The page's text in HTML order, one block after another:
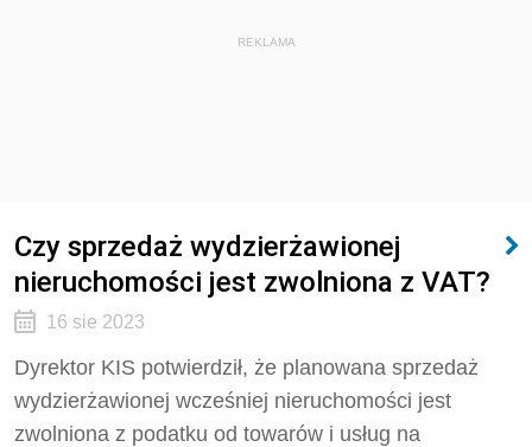
REKLAMA
Czy sprzedaż wydzierżawionej
nieruchomości jest zwolniona z VAT?
16 sie 2023
Dyrektor KIS potwierdził, że planowana sprzedaż
wydzierżawionej wcześniej nieruchomości jest
zwolniona z podatku od towarów i usług na